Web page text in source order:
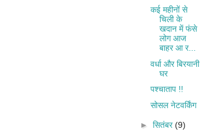
कई महीनों से
चिली के
खदान में फंसे
लोग आज
बाहर आ र...
वर्धा और बिरयानी
घर
पश्चाताप !!
सोसल नेटवर्किंग
► सितंबर(9)